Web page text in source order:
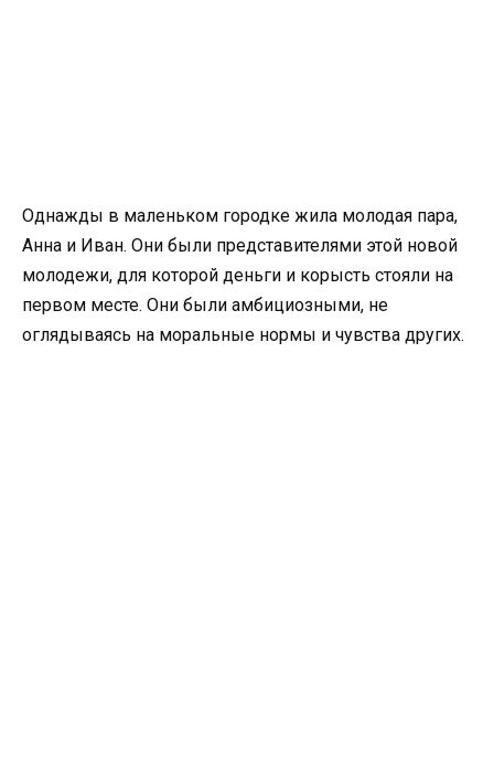
Однажды в маленьком городке жила молодая пара,
Анна и Иван. Они были представителями этой новой
молодежи, для которой деньги и корысть стояли на
первом месте. Они были амбициозными, не
оглядываясь на моральные нормы и чувства других.